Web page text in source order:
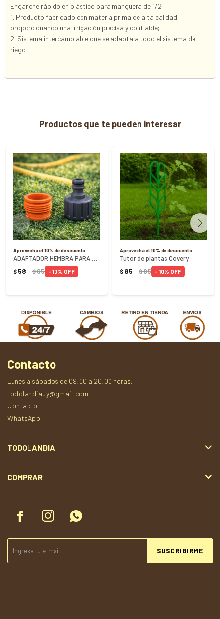
Enganche rápido en plástico para manguera de 1/2 "
1. Producto fabricado con materia prima de alta calidad
proporcionando una irrigación precisa y confiable;
2. Sistema intercambiable que se adapta a todo el sistema de
riego
Productos que te pueden interesar
Aprovechá el 10% de descuento
$ 58 $65 10
Aprovechá el 10% de descuento
Tutor de plantas Covery
$ 85 $95 10
  
SUSCRIBIRME
Contacto
Lunes a sábados de 09:00 a 20:00 horas.
todolandiauy@gmail.com
Contacto
WhatsApp
TODOLANDIA
COMPRAR